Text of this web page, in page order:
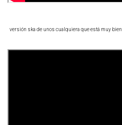
versión ska de unos cualquiera que está muy bien